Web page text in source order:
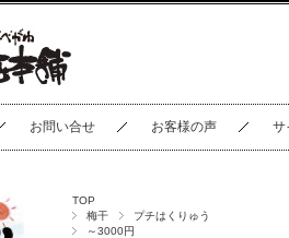
お問い合せ お客様の声 サ
TOP
梅干
プチはくりゅう
～3000円